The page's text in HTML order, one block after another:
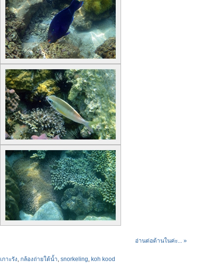
อ่านต่อด้านในค่ะ... »
าะรัง, กล้องถ่ายใต้น้ำ, snorkeling, koh kood